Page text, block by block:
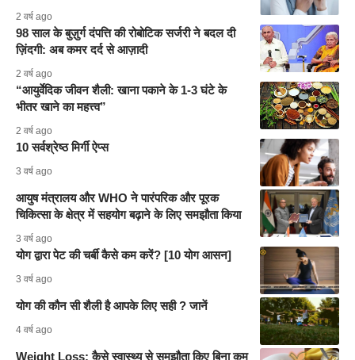
2 वर्ष ago
98 साल के बुज़ुर्ग दंपत्ति की रोबोटिक सर्जरी ने बदल दी
ज़िंदगी: अब कमर दर्द से आज़ादी
2 वर्ष ago
“आयुर्वेदिक जीवन शैली: खाना पकाने के 1-3 घंटे के
भीतर खाने का महत्त्व”
2 वर्ष ago
10 सर्वश्रेष्ठ मिर्गी ऐप्स
3 वर्ष ago
आयुष मंत्रालय और WHO ने पारंपरिक और पूरक
चिकित्सा के क्षेत्र में सहयोग बढ़ाने के लिए समझौता किया
3 वर्ष ago
योग द्वारा पेट की चर्बी कैसे कम करें? [10 योग आसन]
3 वर्ष ago
योग की कौन सी शैली है आपके लिए सही ? जानें
4 वर्ष ago
Weight Loss: कैसे स्वास्थ्य से समझौता किए बिना कम